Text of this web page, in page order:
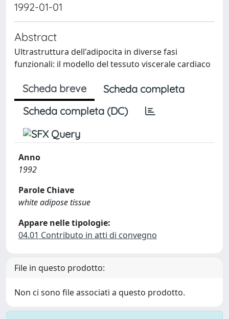
1992-01-01
Abstract
Ultrastruttura dell'adipocita in diverse fasi
funzionali: il modello del tessuto viscerale cardiaco
Scheda breve
Scheda completa
Scheda completa (DC)
Anno
1992
Parole Chiave
white adipose tissue
Appare nelle tipologie:
04.01 Contributo in atti di convegno
File in questo prodotto:
Non ci sono file associati a questo prodotto.